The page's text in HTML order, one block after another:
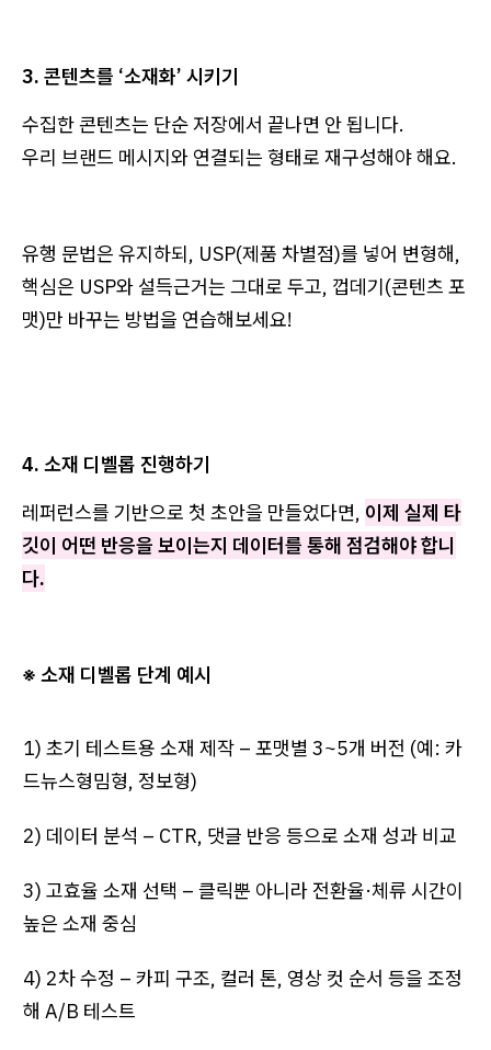
3. 콘텐츠를 ‘소재화’ 시키기
수집한 콘텐츠는 단순 저장에서 끝나면 안 됩니다.
우리 브랜드 메시지와 연결되는 형태로 재구성해야 해요.
유행 문법은 유지하되, USP(제품 차별점)를 넣어 변형해,
핵심은 USP와 설득근거는 그대로 두고, 껍데기(콘텐츠 포
맷)만 바꾸는 방법을 연습해보세요!
4. 소재 디벨롭 진행하기
레퍼런스를 기반으로 첫 초안을 만들었다면, 이제 실제 타
깃이 어떤 반응을 보이는지 데이터를 통해 점검해야 합니
다.
※ 소재 디벨롭 단계 예시
1) 초기 테스트용 소재 제작 – 포맷별 3~5개 버전 (예: 카
드뉴스형밈형, 정보형)
2) 데이터 분석 – CTR, 댓글 반응 등으로 소재 성과 비교
3) 고효율 소재 선택 – 클릭뿐 아니라 전환율·체류 시간이
높은 소재 중심
4) 2차 수정 – 카피 구조, 컬러 톤, 영상 컷 순서 등을 조정
해 A/B 테스트